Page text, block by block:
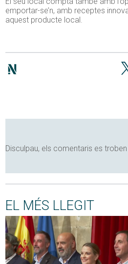
emportar-se’n, amb receptes
aquest producte local.
Disculpau, els comentaris es
EL MÉS LLEGIT